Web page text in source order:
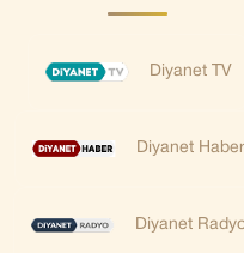
Diyanet TV
Diyanet Haber
Diyanet